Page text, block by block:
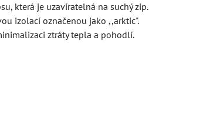
která je uzavíratelná na suchý zip.
izolací označenou jako ,,arktic".
ztráty tepla a pohodlí.